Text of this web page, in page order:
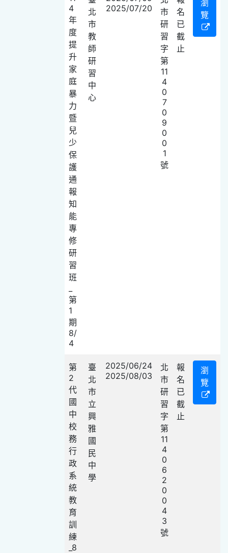
4
年
度
提
升
家
庭
暴
力
暨
兒
少
保
護
通
報
知
能
專
修
研
習
班
第
1
期
8/
4
北
市
教
師
研
習
中
心
2025/07/20
市
研
習
字
第
11
4
0
7
0
9
0
0
1
號
名
已
截
止
瀏
覽
第
2
代
國
中
校
務
行
政
系
統
教
育
訓
練
_8
臺
北
市
立
興
雅
國
民
中
學
2025/06/24
2025/08/03
北
市
研
習
字
第
11
4
0
6
2
0
0
4
3
號
報
名
已
截
止
瀏
覽